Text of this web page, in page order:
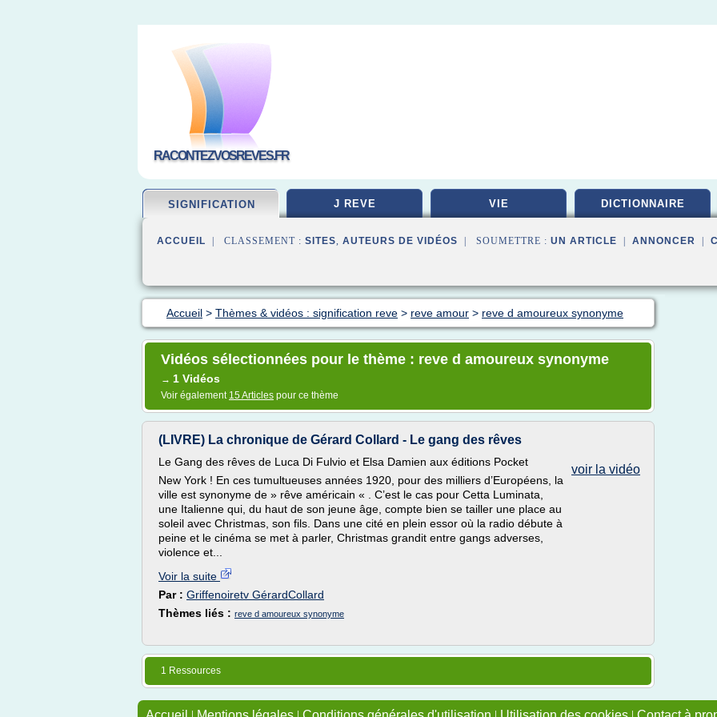
RACONTEZVOSREVES.FR
SIGNIFICATION J REVE VIE DICTIONNAIRE
ACCUEIL | CLASSEMENT : SITES, AUTEURS DE VIDÉOS | SOUMETTRE : UN ARTICLE ANNONCER
Accueil > Thèmes & vidéos : signification reve > reve amour > reve d amoureux synonyme
Vidéos sélectionnées pour le thème : reve d amoureux synonyme
→ 1 Vidéos
Voir également 15 Articles pour ce thème
(LIVRE) La chronique de Gérard Collard - Le gang des rêves
voir la vidéo
Le Gang des rêves de Luca Di Fulvio et Elsa Damien aux éditions Pocket
New York ! En ces tumultueuses années 1920, pour des milliers d’Européens, la
ville est synonyme de » rêve américain « . C’est le cas pour Cetta Luminata,
une Italienne qui, du haut de son jeune âge, compte bien se tailler une place au
soleil avec Christmas, son fils. Dans une cité en plein essor où la radio débute à
peine et le cinéma se met à parler, Christmas grandit entre gangs adverses,
violence et...
Voir la suite
Par : Griffenoiretv GérardCollard
Thèmes liés : reve d amoureux synonyme
1 Ressources